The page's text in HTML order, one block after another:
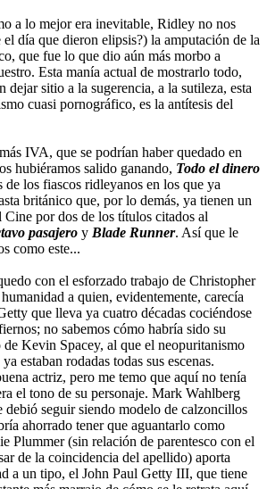
a lo mejor era inevitable, Ridley no nos
el día que dieron elipsis?) la amputación de la
que fue lo que dio aún más morbo a
Esta manía actual de mostrarlo todo,
dejar sitio a la sugerencia, a la sutileza, esta
cuasi pornográfico, es la antítesis del
IVA, que se podrían haber quedado en
hubiéramos salido ganando, Todo el dinero
de los fiascos ridleyanos en los que ya
británico que, por lo demás, ya tienen un
por dos de los títulos citados al
pasajero y Blade Runner. Así que le
como este...
con el esforzado trabajo de Christopher
a quien, evidentemente, carecía
que lleva ya cuatro décadas cociéndose
no sabemos cómo habría sido su
de Kevin Spacey, al que el neopuritanismo
estaban rodadas todas sus escenas.
actriz, pero me temo que aquí no tenía
el tono de su personaje. Mark Wahlberg
debió seguir siendo modelo de calzoncillos
ahorrado tener que aguantarlo como
Plummer (sin relación de parentesco con el
de la coincidencia del apellido) aporta
a un tipo, el John Paul Getty III, que tiene